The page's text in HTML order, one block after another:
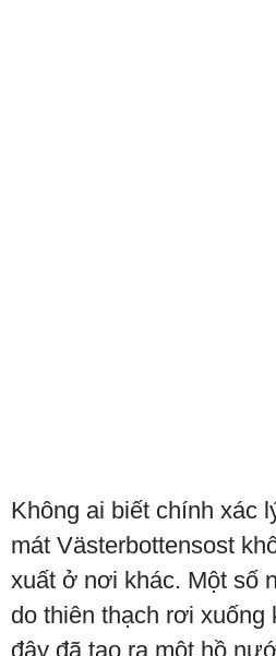
Không ai biết chính xác
mát Västerbottensost
xuất ở nơi khác. Một số
do thiên thạch rơi
đây đã tạo ra một hồ